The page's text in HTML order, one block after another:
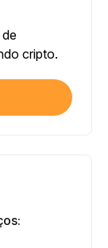
cripto.